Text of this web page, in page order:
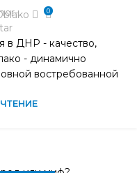
0
в ДНР - качество,
- динамично
востребованной